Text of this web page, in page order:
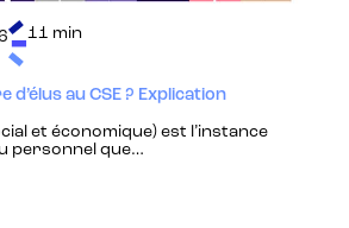
11 min
d’élus au CSE ? Explication
et économique) est l’instance
personnel que…